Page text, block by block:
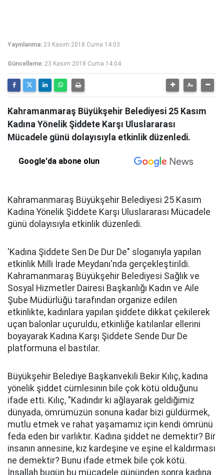
Yayınlanma: 23 Kasım 2018 Cuma 14:03
Güncelleme: 23 Kasım 2018 Cuma 14:04
Kahramanmaraş Büyükşehir Belediyesi 25 Kasım
Kadına Yönelik Şiddete Karşı Uluslararası
Mücadele günü dolayısıyla etkinlik düzenledi.
Google'da abone olun
Kahramanmaraş Büyükşehir Belediyesi 25 Kasım
Kadına Yönelik Şiddete Karşı Uluslararası Mücadele
günü dolayısıyla etkinlik düzenledi.
'Kadına Şiddete Sen De Dur De" sloganıyla yapılan
etkinlik Milli İrade Meydanı'nda gerçekleştirildi.
Kahramanmaraş Büyükşehir Belediyesi Sağlık ve
Sosyal Hizmetler Dairesi Başkanlığı Kadın ve Aile
Şube Müdürlüğü tarafından organize edilen
etkinlikte, kadınlara yapılan şiddete dikkat çekilerek
uçan balonlar uçuruldu, etkinliğe katılanlar ellerini
boyayarak Kadına Karşı Şiddete Sende Dur De
platformuna el bastılar.
Büyükşehir Belediye Başkanvekili Bekir Kılıç, kadına
yönelik şiddet cümlesinin bile çok kötü olduğunu
ifade etti. Kılıç, "Kadındır ki ağlayarak geldiğimiz
dünyada, ömrümüzün sonuna kadar bizi güldürmek,
mutlu etmek ve rahat yaşamamız için kendi ömrünü
feda eden bir varlıktır. Kadına şiddet ne demektir? Bir
insanın annesine, kız kardeşine ve eşine el kaldırması
ne demektir? Bunu ifade etmek bile çok kötü.
İnşallah bugün bu mücadele gününden sonra kadına